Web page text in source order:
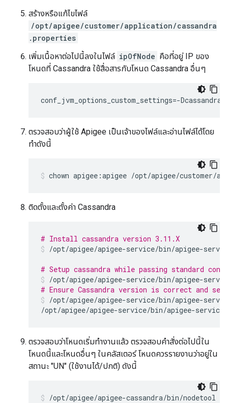
สร้างหรือแก้ไขไฟล์
/opt/apigee/customer/application/cassandra
.properties
เพิ่มเนื้อหาต่อไปนี้ลงในไฟล์ ipOfNode คือที่อยู่ IP ของ
โหนดที่ Cassandra ใช้สื่อสารกับโหนด Cassandra อื่นๆ
conf_jvm_options_custom_settings=-Dcassandra
ตรวจสอบว่าผู้ใช้ Apigee เป็นเจ้าของไฟล์และอ่านไฟล์ได้โดย
ทำดังนี้
chown apigee:apigee /opt/apigee/customer/
ติดตั้งและตั้งค่า Cassandra
# Install cassandra version 3.11.X
/opt/apigee/apigee-service/bin/apigee-
# Setup cassandra while passing standard
/opt/apigee/apigee-service/bin/apigee-
# Ensure Cassandra version is correct and
/opt/apigee/apigee-service/bin/apigee-
/opt/apigee/apigee-service/bin/apigee-service
ตรวจสอบว่าโหนดเริ่มทำงานแล้ว ตรวจสอบคำสั่งต่อไปนี้ใน
โหนดนี้และโหนดอื่นๆ ในคลัสเตอร์ โหนดควรรายงานว่าอยู่ใน
สถานะ "UN" (ใช้งานได้/ปกติ) ดังนี้
/opt/apigee/apigee-cassandra/bin/nodetool